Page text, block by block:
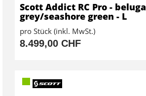
Scott Addict RC Pro - beluga
grey/seashore green - L
pro Stück (inkl. MwSt.)
8.499,00 CHF